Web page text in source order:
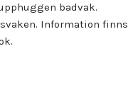
badvak.
Information finns